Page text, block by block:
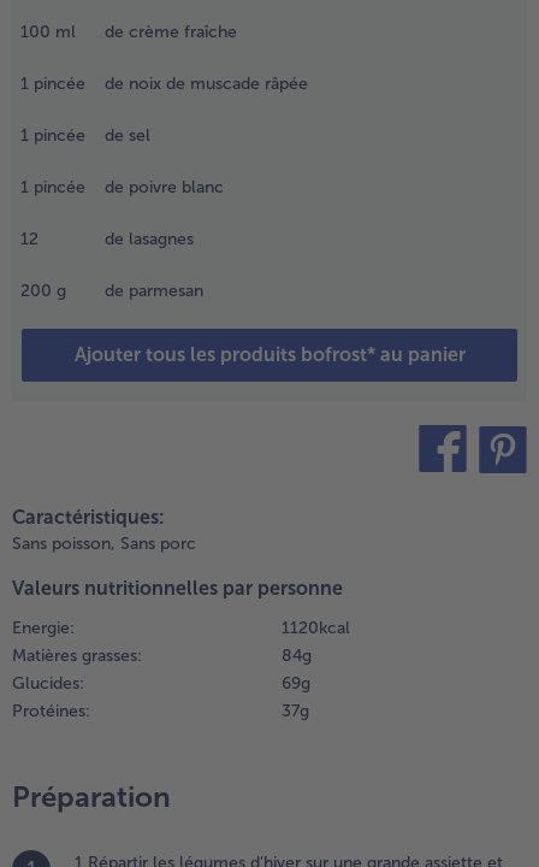
100 ml de crème fraîche
1 pincée de noix de muscade râpée
1 pincée de sel
1 pincée de poivre blanc
12 de lasagnes
200 g de parmesan
Ajouter tous les produits bofrost* au panier
le fond
les
et
et
la
le
la
au
de
Caractéristiques:
Sans poisson, Sans porc
Valeurs nutritionnelles par personne
Energie:
1120 kcal
Matières grasses:
84 g
Glucides:
69 g
Protéines:
37 g
Préparation
1 Répartir les légumes d’hiver sur une grande assiette et